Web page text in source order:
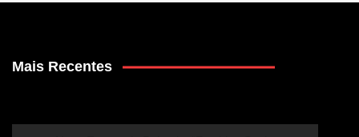
Mais Recentes